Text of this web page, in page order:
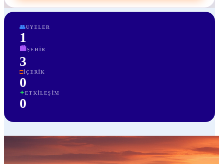
👥UYELER
1
🏙ŞEHIR
3
□İÇERIK
0
✦ETKILEŞIM
0